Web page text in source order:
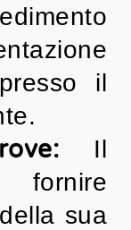
il
Il
fornire
sua